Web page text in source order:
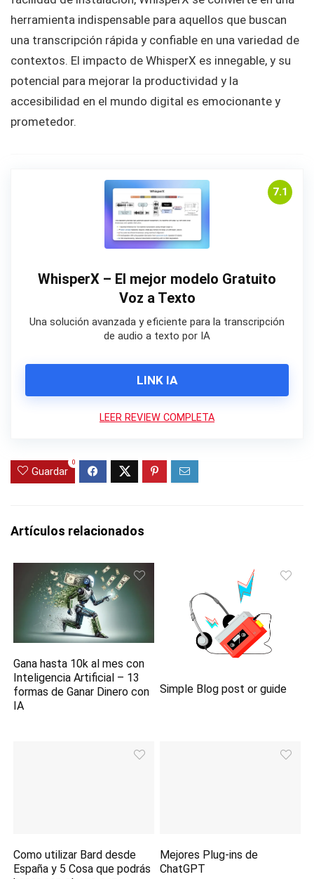
herramienta indispensable para aquellos que buscan
una transcripción rápida y confiable en una variedad de
contextos. El impacto de WhisperX es innegable, y su
potencial para mejorar la productividad y la
accesibilidad en el mundo digital es emocionante y
prometedor.
7.1
WhisperX – El mejor modelo Gratuito
Voz a Texto
Una solución avanzada y eficiente para la transcripción
de audio a texto por IA
LINK IA
LEER REVIEW COMPLETA
Guardar
0
Artículos relacionados
Gana hasta 10k al mes con
Inteligencia Artificial – 13
formas de Ganar Dinero con
IA
Simple Blog post or guide
Como utilizar Bard desde
España y 5 Cosa que podrás
Mejores Plug-ins de
ChatGPT